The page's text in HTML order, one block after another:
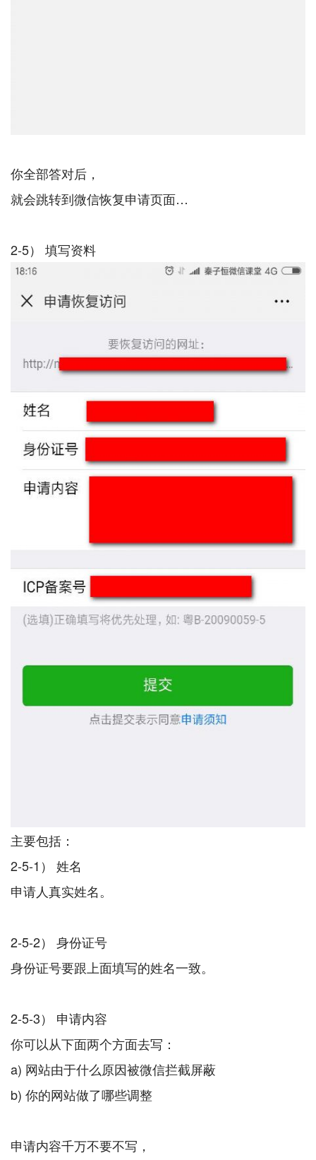
你全部答对后，
就会跳转到微信恢复申请页面…
主要包括：
2-5-1） 姓名
申请人真实姓名。
2-5-2） 身份证号
身份证号要跟上面填写的姓名一致。
2-5-3） 申请内容
你可以从下面两个方面去写：
a) 网站由于什么原因被微信拦截屏蔽
b) 你的网站做了哪些调整
申请内容千万不要不写，